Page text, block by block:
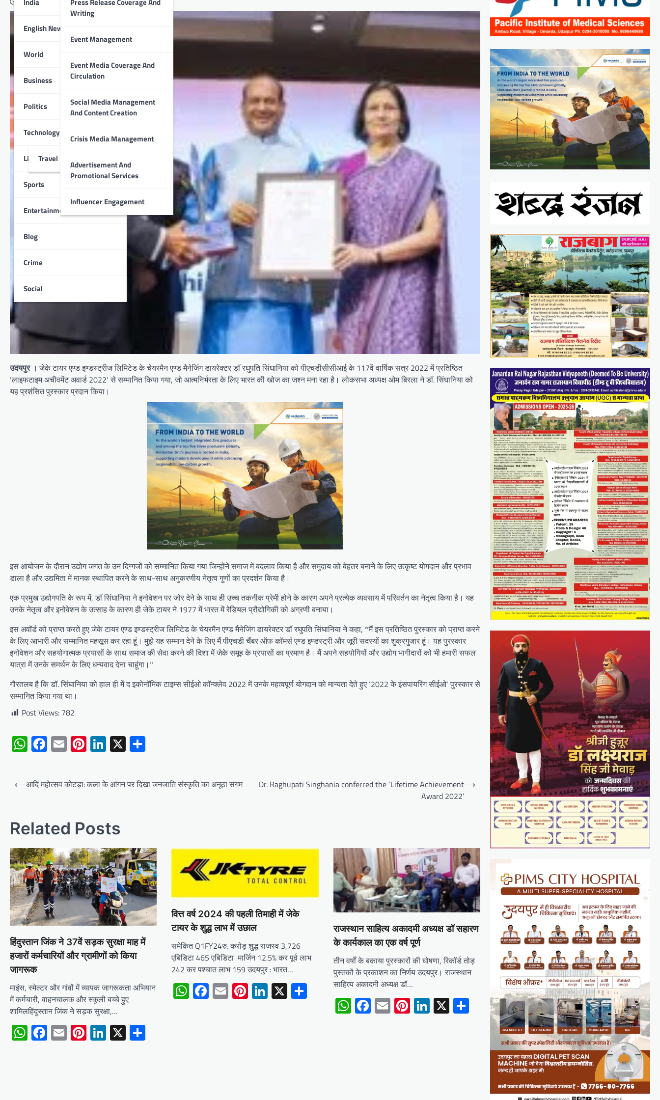
English News
World
Business
Politics
Technology
Lifestyle
Travel
Sports
Entertainment
Blog
Crime
Social
Writing
Event Management
Event Media Coverage And
Circulation
Social Media Management
And Content Creation
Crisis Media Management
Advertisement And
Promotional Services
Influencer Engagement
उदयपुर । जेके टायर एण्ड इण्डस्ट्रीज लिमिटेड के चेयरमैन एण्ड मैनेजिंग डायरेक्टर डॉ रघुपति सिंघानिया को पीएचडीसीसीआई के 117वें वार्षिक सत्र 2022 में प्रतिष्ठित
‘लाइफटाइम अचीवमेंट अवार्ड 2022‘ से सम्मानित किया गया, जो आत्मनिर्भरता के लिए भारत की खोज का जश्न मना रहा है। लोकसभा अध्यक्ष ओम बिरला ने डॉ. सिंघानिया को
यह प्रशंसित पुरस्कार प्रदान किया।
इस आयोजन के दौरान उद्योग जगत के उन दिग्गजों को सम्मानित किया गया जिन्होंने समाज में बदलाव किया है और समुदाय को बेहतर बनाने के लिए उत्कृष्ट योगदान और प्रभाव
डाला है और उद्यमिता में मानक स्थापित करने के साथ-साथ अनुकरणीय नेतृत्व गुणों का प्रदर्शन किया है।
एक प्रमुख उद्योगपति के रूप में, डॉ सिंघानिया ने इनोवेशन पर जोर देने के साथ ही उच्च तकनीक प्रेमी होने के कारण अपने प्रत्येक व्यवसाय में परिवर्तन का नेतृत्व किया है। यह
उनके नेतृत्व और इनोवेशन के उत्साह के कारण ही जेके टायर ने 1977 में भारत में रेडियल प्रौद्योगिकी को अग्रणी बनाया।
इस अवॉर्ड को प्राप्त करते हुए जेके टायर एण्ड इण्डस्ट्रीज लिमिटेड के चेयरमैन एण्ड मैनेजिंग डायरेक्टर डॉ रघुपति सिंघानिया ने कहा, ‘‘मैं इस प्रतिष्ठित पुरस्कार को प्राप्त करने
के लिए आभारी और सम्मानित महसूस कर रहा हूं। मुझे यह सम्मान देने के लिए मैं पीएचडी चैंबर ऑफ कॉमर्स एण्ड इण्डस्ट्री और जूरी सदस्यों का शुक्रगुजार हूं। यह पुरस्कार
इनोवेशन और सहयोगात्मक प्रयासों के साथ समाज की सेवा करने की दिशा में जेके समूह के प्रयासों का प्रमाण है। मैं अपने सहयोगियों और उद्योग भागीदारों को भी हमारी सफल
यात्रा में उनके समर्थन के लिए धन्यवाद देना चाहूंगा।‘‘
गौरतलब है कि डॉ. सिंघानिया को हाल ही में द इकोनॉमिक टाइम्स सीईओ कॉन्क्लेव 2022 में उनके महत्वपूर्ण योगदान को मान्यता देते हुए ‘2022 के इंसपायरिंग सीईओ‘ पुरस्कार से
सम्मानित किया गया था।
Post Views: 782
WhatsApp
Facebook
EmailPinterest
LinkedIn
X
Post
⟵आदि महोत्सव कोटड़ा: कला के आंगन पर दिखा जनजाति संस्कृति का अनूठा संगम
Dr. Raghupati Singhania conferred the ‘Lifetime Achievement
Award 2022’
⟶
Related Posts
हिंदुस्तान जिंक ने 37वें सड़क सुरक्षा माह में
हजारों कर्मचारियों और ग्रामीणों को किया
जागरूक
माइंस, स्मेल्टर और गांवों में व्यापक जागरूकता अभियान
में कर्मचारी, वाहनचालक और स्कूली बच्चे हुए
शामिलहिंदुस्तान जिंक ने सड़क सुरक्षा,…
WhatsApp
Facebook
EmailPinterest
LinkedIn
X
वित्त वर्ष 2024 की पहली तिमाही में जेके
टायर के शुद्ध लाभ में उछाल
समेकित Q1FY24रु. करोड़ शुद्ध राजस्व 3,726
एबिडिटा 465 एबिडिटा मार्जिन 12.5% कर पूर्व लाभ
242 कर पश्चात लाभ 159 उदयपुर : भारत…
WhatsApp
Facebook
EmailPinterest
LinkedIn
X Share
राजस्थान साहित्य अकादमी अध्यक्ष डॉ सहारण
के कार्यकाल का एक वर्ष पूर्ण
तीन वर्षों के बकाया पुरस्कारों की घोषणा, रिकॉर्ड तोड़
पुस्तकों के प्रकाशन का निर्णय उदयपुर। राजस्थान
साहित्य अकादमी अध्यक्ष डॉ…
WhatsApp
Facebook
EmailPinterest
LinkedIn
X Share